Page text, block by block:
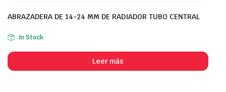
ABRAZADERA DE 14-24 MM DE RADIADOR TUBO CENTRAL
In Stock
Leer más